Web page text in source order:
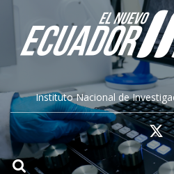
Instituto Nacional de